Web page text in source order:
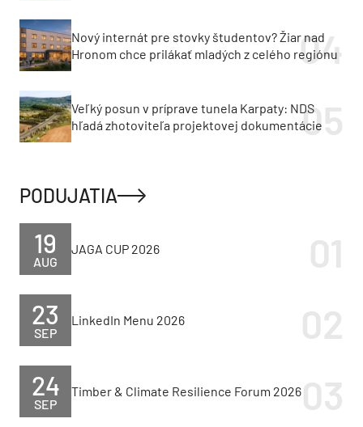
Nový internát pre stovky študentov? Žiar nad
Hronom chce prilákať mladých z celého regiónu
Veľký posun v príprave tunela Karpaty: NDS
hľadá zhotoviteľa projektovej dokumentácie
PODUJATIA
AUG
19 JAGA CUP 2026
SEP
23 LinkedIn Menu 2026
SEP
24 Timber & Climate Resilience Forum 2026